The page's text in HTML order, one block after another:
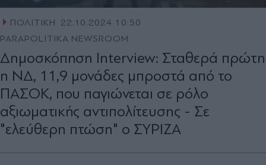
ΠΟΛΙΤΙΚΗ
22.10.2024 10:50
PARAPOLITIKA NEWSROOM
Δημοσκόπηση Interview: Σταθερά πρώτη
η ΝΔ, 11,9 μονάδες μπροστά από το
ΠΑΣΟΚ, που παγιώνεται σε ρόλο
αξιωματικής αντιπολίτευσης - Σε
"ελεύθερη πτώση" ο ΣΥΡΙΖΑ